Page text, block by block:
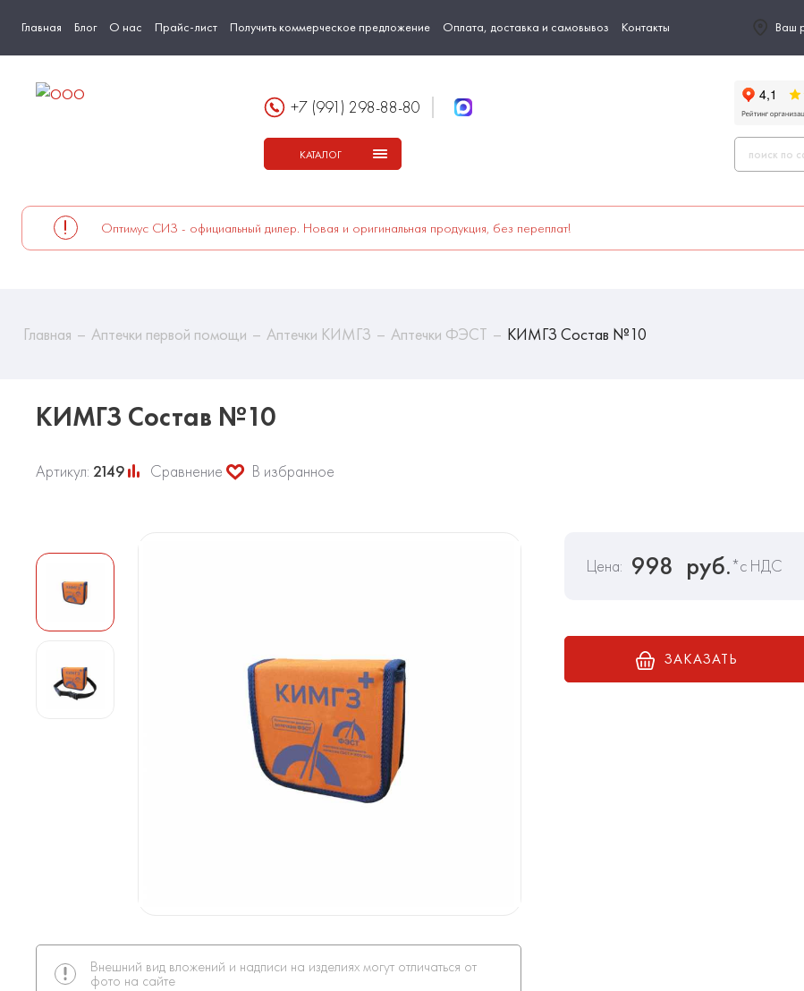
Главная Блог О нас Прайс-лист Получить коммерческое предложение Оплата, доставка и самовывоз Контакты Ваш
+7 (991) 298-88-80
КАТАЛОГ
Оптимус СИЗ - официальный дилер. Новая и оригинальная продукция, без переплат!
Главная Аптечки первой помощи Аптечки КИМГЗ Аптечки ФЭСТ КИМГЗ Состав №10
КИМГЗ Состав №10
Артикул: 2149 Сравнение В избранное
Внешний вид вложений и надписи на изделиях могут отличаться от
фото на сайте
Цена: 998 руб.*с НДС
ЗАКАЗАТЬ